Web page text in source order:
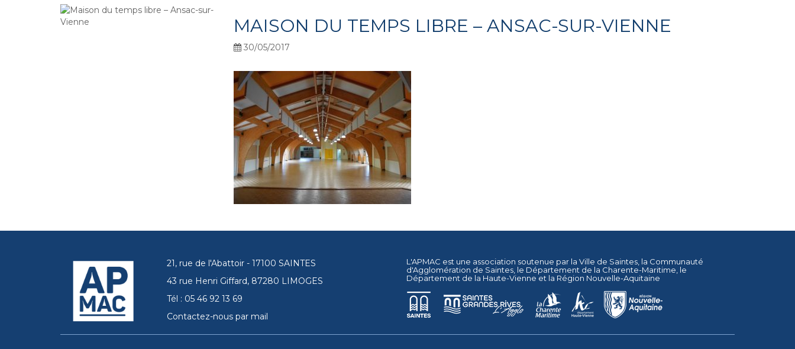
MAISON DU TEMPS LIBRE – ANSAC-SUR-VIENNE
30/05/2017
21, rue de l'Abattoir - 17100 SAINTES
43 rue Henri Giffard, 87280 LIMOGES
Tél : 05 46 92 13 69
Contactez-nous par mail
L'APMAC est une association soutenue par la Ville de Saintes , la Communauté
d'Agglomération de Saintes , le Département de la Charente-Maritime , le
Département de la Haute-Vienne et la Région Nouvelle-Aquitaine